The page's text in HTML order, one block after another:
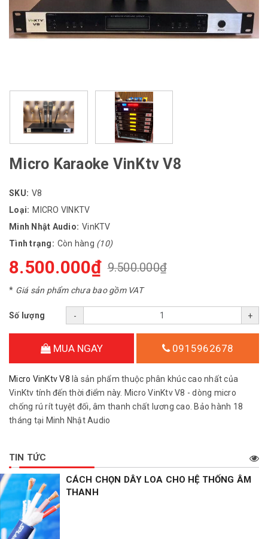
Micro Karaoke VinKtv V8
SKU: V8
Loại: MICRO VINKTV
Minh Nhật Audio: VinKTV
Tình trạng: Còn hàng (10)
8.500.000₫ 9.500.000₫
* Giá sản phẩm chưa bao gồm VAT
Số lượng - +
MUA NGAY 0915962678
Micro VinKtv V8 là sản phẩm thuộc phân khúc cao nhất của
VinKtv tính đến thời điểm này. Micro VinKtv V8 - dòng micro
chống rú rít tuyệt đối, âm thanh chất lương cao. Bảo hành 18
tháng tại Minh Nhật Audio
TIN TỨC
CÁCH CHỌN DÂY LOA CHO HỆ THỐNG ÂM
THANH